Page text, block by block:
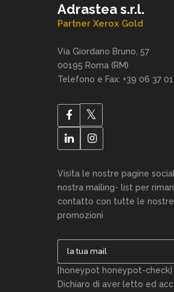
Adrastea s.r.l.
Partner Xerox Gold
Via Giordano Bruno, 57
00195 Roma (RM)
Telefono e Fax: +39 06 37 01
Visita le nostre pagine
nostra mailing- list per
contatto con tutte le
promozioni
[honeypot honeypot-check]
Dichiaro di aver letto ed